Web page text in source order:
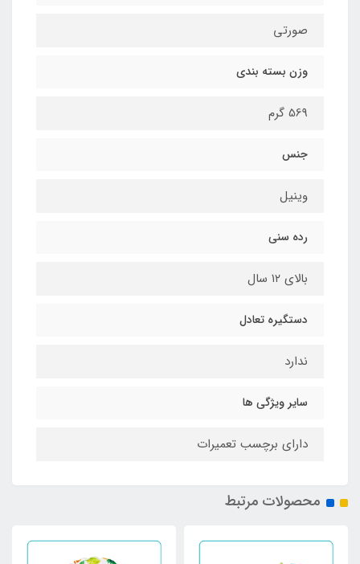
صورتی
وزن بسته بندی
569 گرم
جنس
وینیل
رده سنی
بالای ۱۲ سال
دستگیره تعادل
ندارد
سایر ویژگی ها
دارای برچسب تعمیرات
محصولات مرتبط